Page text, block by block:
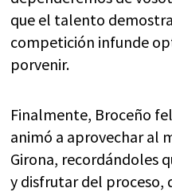
que el talento
competición infunde
porvenir.
Finalmente, Broceño
animó a aprovechar al
Girona, recordándoles
y disfrutar del proceso,